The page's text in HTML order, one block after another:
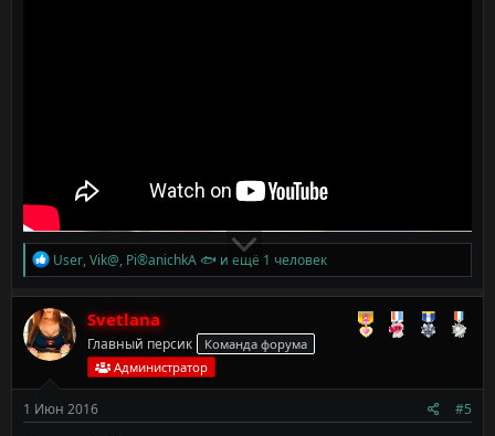
Р
е
а
к
ц
и
и
User,Vik@, Pi®anichkA 🐟 и ещё 1 человек
Svetlana
Главный персик
Команда форума
Администратор
1 Июн 2016 #5